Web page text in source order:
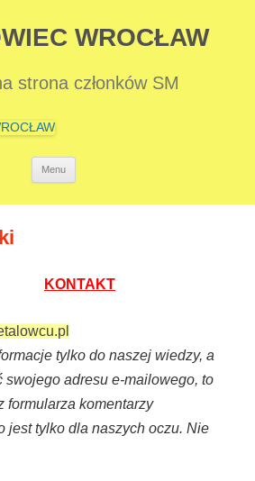
WROCŁAW
strona członków SM
Menu
Przejdź
KONTAKT
tylko do naszej wiedzy, a
swojego adresu e-mailowego, to
formularza komentarzy
jest tylko dla naszych oczu. Nie